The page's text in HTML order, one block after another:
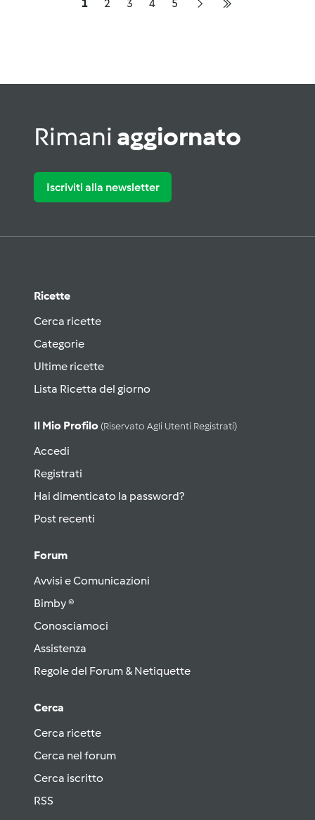
1 2 3 4 5
Rimani aggiornato
Iscriviti alla newsletter
Ricette
Cerca ricette
Categorie
Ultime ricette
Lista Ricetta del giorno
Il Mio Profilo (riservato Agli Utenti Registrati)
Accedi
Registrati
Hai dimenticato la password?
Post recenti
Forum
Avvisi e Comunicazioni
Bimby ®
Conosciamoci
Assistenza
Regole del Forum & Netiquette
Cerca
Cerca ricette
Cerca nel forum
Cerca iscritto
RSS